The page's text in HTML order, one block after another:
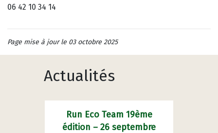
06 42 10 34 14
Page mise à jour le 03 octobre 2025
Actualités
Run Eco Team 19ème
édition – 26 septembre